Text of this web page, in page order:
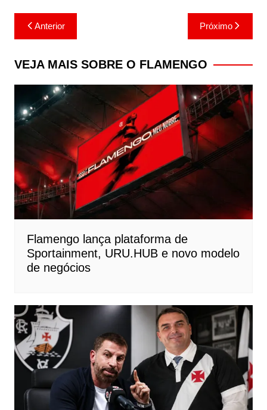
Navegação
de
Post
Anterior Próximo
VEJA MAIS SOBRE O FLAMENGO
Flamengo lança plataforma de
Sportainment, URU.HUB e novo modelo
de negócios